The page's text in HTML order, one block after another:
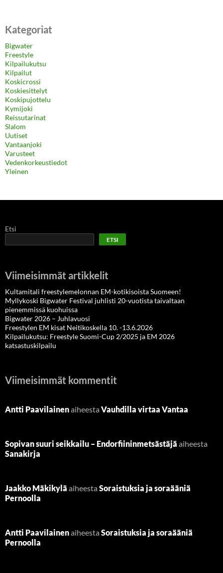
Kategoriat
Bigwater
Freestyle
Kilpailukutsu
Kilpailut
Koskicrossi
Koskiesittelyt
Koskipujottelu
Kymijoki
Reissutarinat
Slalom
Uutiset
Vantaanjoki
Varusteet
Vedenkorkeustiedot
Yleinen
Etsi
ETSI
Viimeisimmät artikkelit
Kultamitali freestylemelonnan EM-kotikisoista Suomeen!
Myllykoski Bigwater Festival juhlisti 20-vuotista taivaltaan
pienemmissä kuohuissa
Bigwater 2026 – Juhlavuosi
Freestylen EM kisat Neitikoskella 10. -13.6.2026
Kilpailukutsu: Freestyle Suomi-Cup 2/2025 ja EM 2026
katsastuskilpailu
Viimeisimmät kommentit
Antti Paavilainenaiheesta Vauhdilla virtaa Vantaa
Sopivan suuri seikkailu – Endorfiininmetsästäjä aiheesta
Sanakirja
Jaakko Mäkikylä aiheesta Soraistuksia ja soraääniä
Pernoolla
Antti Paavilainenaiheesta Soraistuksia ja soraääniä
Pernoolla